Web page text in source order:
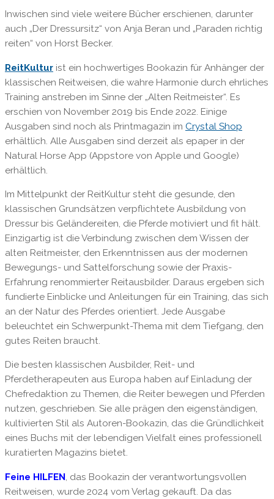
Inwischen sind viele weitere Bücher erschienen, darunter
auch „Der Dressursitz“ von Anja Beran und „Paraden richtig
reiten“ von Horst Becker.
ReitKulturist ein hochwertiges Bookazin für Anhänger der
klassischen Reitweisen, die wahre Harmonie durch ehrliches
Training anstreben im Sinne der „Alten Reitmeister“. Es
erschien von November 2019 bis Ende 2022. Einige
Ausgaben sind noch als Printmagazin im Crystal Shop
erhältlich. Alle Ausgaben sind derzeit als epaper in der
Natural Horse App (Appstore von Apple und Google)
erhältlich.
Im Mittelpunkt der ReitKultur steht die gesunde, den
klassischen Grundsätzen verpflichtete Ausbildung von
Dressur bis Geländereiten, die Pferde motiviert und fit hält.
Einzigartig ist die Verbindung zwischen dem Wissen der
alten Reitmeister, den Erkenntnissen aus der modernen
Bewegungs- und Sattelforschung sowie der Praxis-
Erfahrung renommierter Reitausbilder. Daraus ergeben sich
fundierte Einblicke und Anleitungen für ein Training, das sich
an der Natur des Pferdes orientiert. Jede Ausgabe
beleuchtet ein Schwerpunkt-Thema mit dem Tiefgang, den
gutes Reiten braucht.
Die besten klassischen Ausbilder, Reit- und
Pferdetherapeuten aus Europa haben auf Einladung der
Chefredaktion zu Themen, die Reiter bewegen und Pferden
nutzen, geschrieben. Sie alle prägen den eigenständigen,
kultivierten Stil als Autoren-Bookazin, das die Gründlichkeit
eines Buchs mit der lebendigen Vielfalt eines professionell
kuratierten Magazins bietet.
Feine HILFEN, das Bookazin der verantwortungsvollen
Reitweisen, wurde 2024 vom Verlag gekauft. Da das